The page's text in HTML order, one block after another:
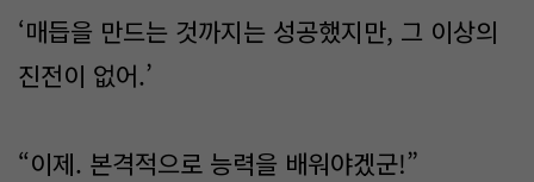
‘매듭을 만드는 것까지는 성공했지만, 그 이상의
진전이 없어.’
“이제. 본격적으로 능력을 배워야겠군!”